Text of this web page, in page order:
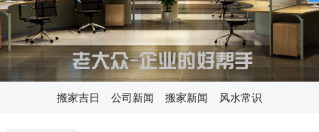
搬家吉日 公司新闻 搬家新闻 风水常识